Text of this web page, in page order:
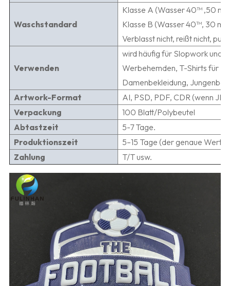
Waschstandard
Klasse A (Wasser 40™,50
Klasse B (Wasser 40™, 30
Verblasst nicht, reißt nicht,
Verwenden
wird häufig für Slopwork und
Werbehemden, T-Shirts für
Damenbekleidung,
Artwork-Format
AI, PSD, PDF, CDR (wenn
Verpackung
100 Blatt/Polybeutel
Abtastzeit
5-7 Tage.
Produktionszeit
5–15 Tage (der genaue Wert
Zahlung
T/T usw.